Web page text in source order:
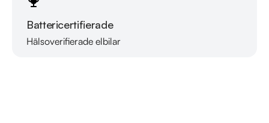
Battericertifierade
Hälsoverifierade elbilar
Läs mer om oss